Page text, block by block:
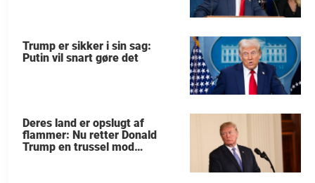
Trump er sikker i sin sag:
Putin vil snart gøre det
Deres land er opslugt af
flammer: Nu retter Donald
Trump en trussel mod